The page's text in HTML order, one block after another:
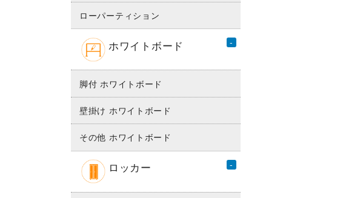
ローパーティション
ホワイトボード
脚付 ホワイトボード
壁掛け ホワイトボード
その他 ホワイトボード
ロッカー